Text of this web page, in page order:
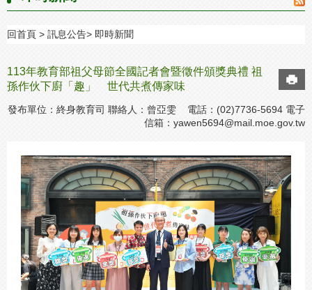
回首頁 訊息公告 即時新聞
113年教育部祖父母節全國記者會暨徵件頒獎典禮 祖
孫作伙下廚「趣」 世代共煮傳家味
發布單位：終身教育司 聯絡人：曾亞雯 電話：(02)7736-5694 電子
信箱： yawen5694@mail.moe.gov.tw